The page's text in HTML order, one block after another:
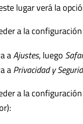
lugar verá la
a la
aAjustes, luego
aPrivacidad y
a la